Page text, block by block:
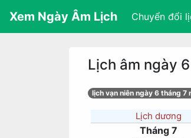
Xem Ngày Âm Lịch Chuyển đổi
Lịch âm ngày
lịch vạn niên ngày 6 tháng 7
Lịch dương
Tháng 7